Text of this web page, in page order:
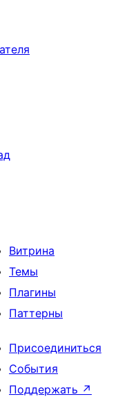
Витрина
Темы
Плагины
Паттерны
Присоединиться
События
Поддержать ↗